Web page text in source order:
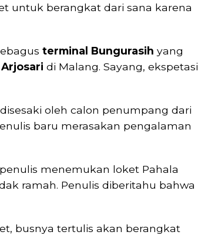
untuk berangkat dari sana karena
terminal Bungurasih yang
di Malang. Sayang, ekspetasi
oleh calon penumpang dari
baru merasakan pengalaman
menemukan loket Pahala
ramah. Penulis diberitahu bahwa
busnya tertulis akan berangkat